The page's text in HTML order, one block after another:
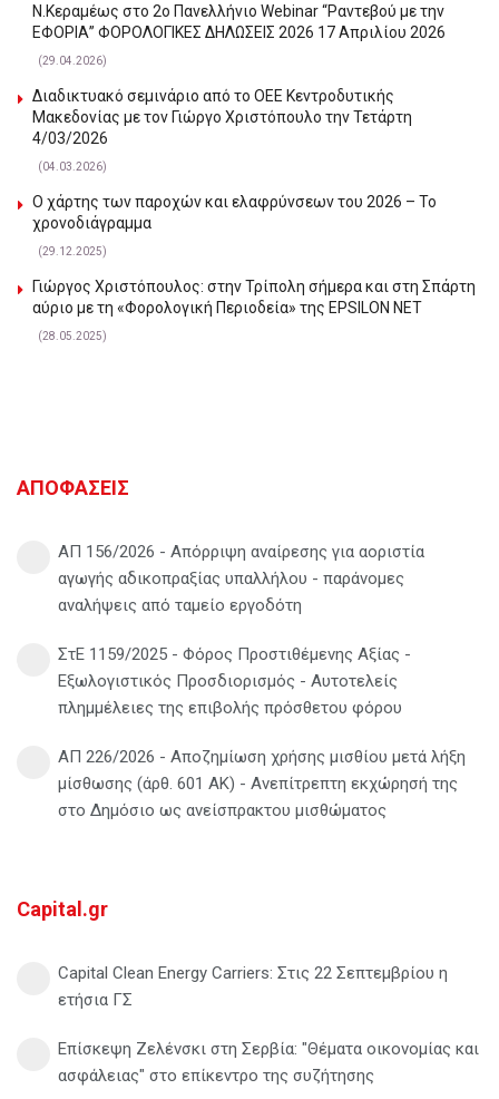
Ν.Κεραμέως στο 2o Πανελλήνιο Webinar “Ραντεβού με την
ΕΦΟΡΙΑ” ΦΟΡΟΛΟΓΙΚΕΣ ΔΗΛΩΣΕΙΣ 2026 17 Απριλίου 2026
(29.04.2026)
Διαδικτυακό σεμινάριο από το ΟΕΕ Κεντροδυτικής
Μακεδονίας με τον Γιώργο Χριστόπουλο την Τετάρτη
4/03/2026
(04.03.2026)
Ο χάρτης των παροχών και ελαφρύνσεων του 2026 – Το
χρονοδιάγραμμα
(29.12.2025)
Γιώργος Χριστόπουλος: στην Τρίπολη σήμερα και στη Σπάρτη
αύριο με τη «Φορολογική Περιοδεία» της EPSILON NET
(28.05.2025)
ΑΠΟΦΑΣΕΙΣ
ΑΠ 156/2026 - Απόρριψη αναίρεσης για αοριστία
αγωγής αδικοπραξίας υπαλλήλου - παράνομες
αναλήψεις από ταμείο εργοδότη
ΣτΕ 1159/2025 - Φόρος Προστιθέμενης Αξίας -
Εξωλογιστικός Προσδιορισμός - Αυτοτελείς
πλημμέλειες της επιβολής πρόσθετου φόρου
ΑΠ 226/2026 - Αποζημίωση χρήσης μισθίου μετά λήξη
μίσθωσης (άρθ. 601 ΑΚ) - Ανεπίτρεπτη εκχώρησή της
στο Δημόσιο ως ανείσπρακτου μισθώματος
Capital.gr
Capital Clean Energy Carriers: Στις 22 Σεπτεμβρίου η
ετήσια ΓΣ
Επίσκεψη Ζελένσκι στη Σερβία: "Θέματα οικονομίας και
ασφάλειας" στο επίκεντρο της συζήτησης